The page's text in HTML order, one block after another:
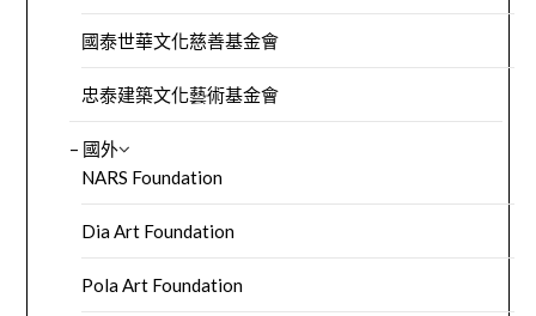
國泰世華文化慈善基金會
忠泰建築文化藝術基金會
– 國外
NARS Foundation
Dia Art Foundation
Pola Art Foundation